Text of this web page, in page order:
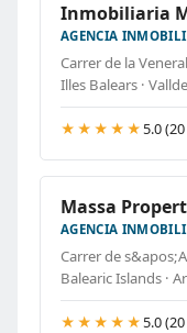
Inmobiliaria
AGENCIA
Carrer de la
Illes Balears ·
★★★★★ 5.0
Massa
AGENCIA
Carrer de
Balearic Islands ·
★★★★★ 5.0